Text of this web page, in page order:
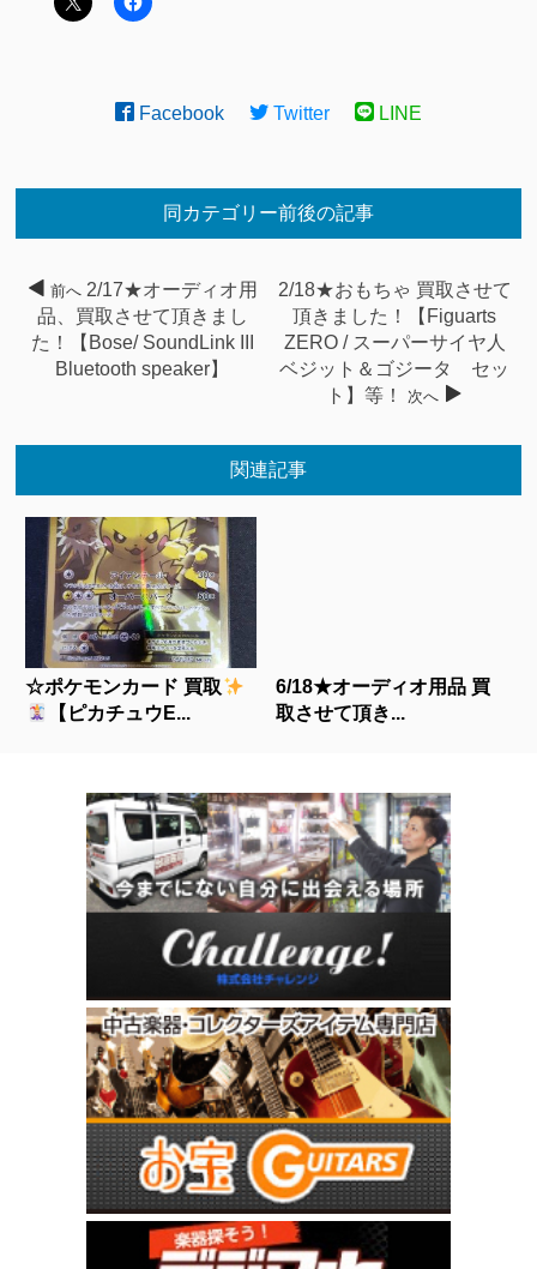
Facebook Twitter LINE
同カテゴリー前後の記事
前へ 2/17★オーディオ用
品、買取させて頂きまし
た！【Bose/ SoundLink III
Bluetooth speaker】
2/18★おもちゃ 買取させて
頂きました！【Figuarts
ZERO / スーパーサイヤ人
ベジット＆ゴジータ セッ
ト】等！
次へ
関連記事
☆ポケモンカード 買取
【ピカチュウE...
6/18★オーディオ用品 買
取させて頂き...